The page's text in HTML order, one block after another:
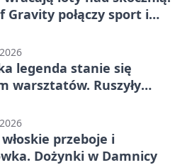
Gravity połączy sport i
legenda stanie się
warsztatów. Ruszyły
przeboje i
Dożynki w Damnicy